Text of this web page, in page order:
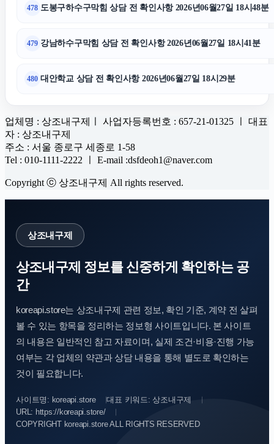
478 도봉구하수구막힘 상담 전 확인사항 2026년06월27일 18시48분
479 강남하수구막힘 상담 전 확인사항 2026년06월27일 18시41분
480 대안학교 상담 전 확인사항 2026년06월27일 18시29분
업체명 : 상조내구제ㅣ 사업자등록번호 : 657-21-01325 ㅣ 대표
자 : 상조내구제
주소 : 서울 종로구 세종로 1-58
Tel : 010-1111-2222 ㅣ E-mail :dsfdeoh1@naver.com
Copyright ⓒ 상조내구제 All rights reserved.
상조내구제
상조내구제 정보를 신중하게 확인하는 공
간
koreapi.store는 상조내구제 관련 정보, 확인 기준, 계약 전 살펴
볼 수 있는 항목을 정리하는 정보형 사이트입니다. 본 사이트
의 내용은 일반적인 참고 자료이며, 실제 조건·비용·진행 가능
여부는 각 업체의 약관과 상담 내용을 통해 별도로 확인하는
것이 필요합니다.
사이트명: koreapi.store
대표 키워드: 상조내구제
URL: https://koreapi.store/
COPYRIGHT koreapi.store ALL RIGHTS RESERVED